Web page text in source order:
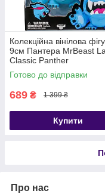
Колекційна вінілова
9см Пантера MrBeast
Classic Panther
Готово до відправки
689 ₴ 1 399 ₴
Купити
Про нас